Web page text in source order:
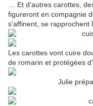
… Et d'autres carottes,
figureront en compagnie
s'affinent, se rapprochent
Les carottes vont cuire
de romarin et protégées
Julie